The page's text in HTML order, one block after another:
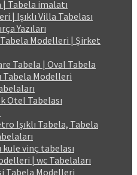
| Tabela imalatı
| Işıklı Villa Tabelası
Yazıları
Modelleri | Şirket
Tabela | Oval Tabela
Tabela Modelleri
Otel Tabelası
Işıklı Tabela, Tabela
kule vinç tabelası
| wc Tabelaları
Tabela Modelleri